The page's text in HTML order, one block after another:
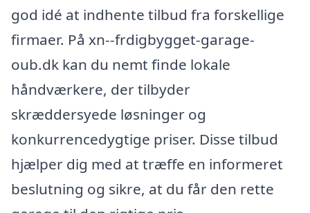
god idé at indhente tilbud fra forskellige
firmaer. På xn--frdigbygget-garage-
oub.dk kan du nemt finde lokale
håndværkere, der tilbyder
skræddersyede løsninger og
konkurrencedygtige priser. Disse tilbud
hjælper dig med at træffe en informeret
beslutning og sikre, at du får den rette